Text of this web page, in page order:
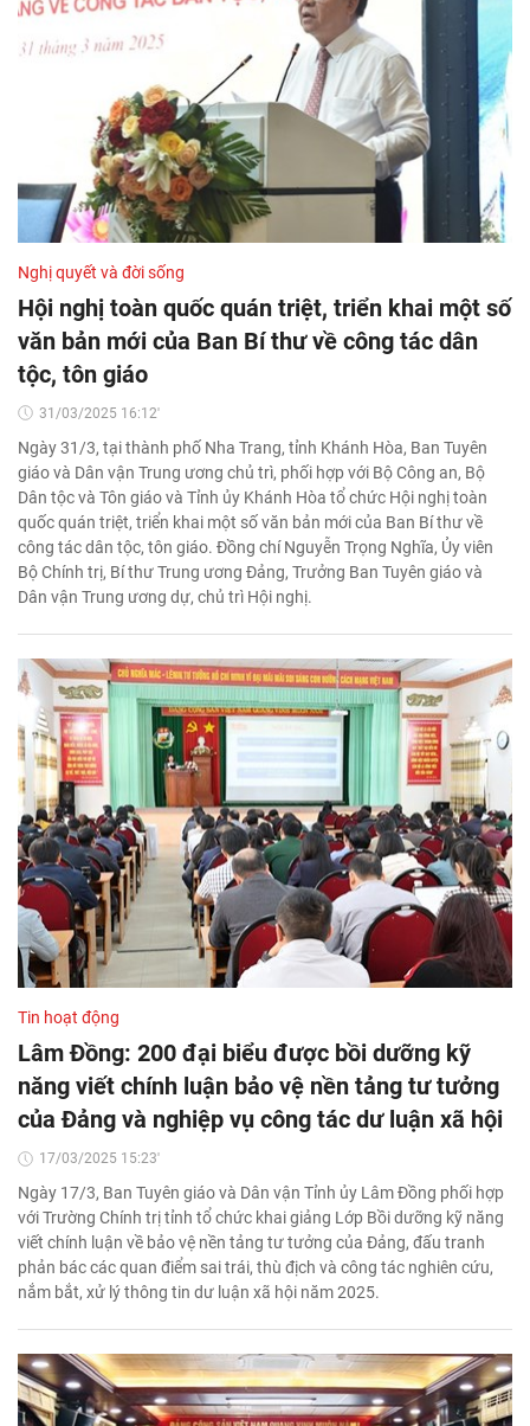
Nghị quyết và đời sống
Hội nghị toàn quốc quán triệt, triển khai một số
văn bản mới của Ban Bí thư về công tác dân
tộc, tôn giáo
31/03/2025 16:12'
Ngày 31/3, tại thành phố Nha Trang, tỉnh Khánh Hòa, Ban Tuyên
giáo và Dân vận Trung ương chủ trì, phối hợp với Bộ Công an, Bộ
Dân tộc và Tôn giáo và Tỉnh ủy Khánh Hòa tổ chức Hội nghị toàn
quốc quán triệt, triển khai một số văn bản mới của Ban Bí thư về
công tác dân tộc, tôn giáo. Đồng chí Nguyễn Trọng Nghĩa, Ủy viên
Bộ Chính trị, Bí thư Trung ương Đảng, Trưởng Ban Tuyên giáo và
Dân vận Trung ương dự, chủ trì Hội nghị.
Tin hoạt động
Lâm Đồng: 200 đại biểu được bồi dưỡng kỹ
năng viết chính luận bảo vệ nền tảng tư tưởng
của Đảng và nghiệp vụ công tác dư luận xã hội
17/03/2025 15:23'
Ngày 17/3, Ban Tuyên giáo và Dân vận Tỉnh ủy Lâm Đồng phối hợp
với Trường Chính trị tỉnh tổ chức khai giảng Lớp Bồi dưỡng kỹ năng
viết chính luận về bảo vệ nền tảng tư tưởng của Đảng, đấu tranh
phản bác các quan điểm sai trái, thù địch và công tác nghiên cứu,
nắm bắt, xử lý thông tin dư luận xã hội năm 2025.